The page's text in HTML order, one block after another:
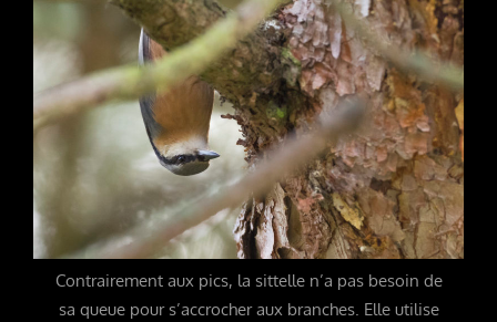
Contrairement aux pics, la sittelle n’a pas besoin de
sa queue pour s’accrocher aux branches. Elle utilise